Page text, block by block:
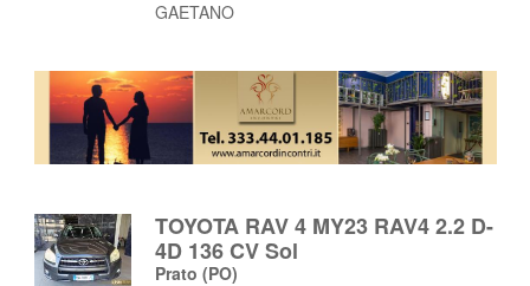
GAETANO
TOYOTA RAV 4 MY23 RAV4 2.2 D-
4D 136 CV Sol
Prato (PO)